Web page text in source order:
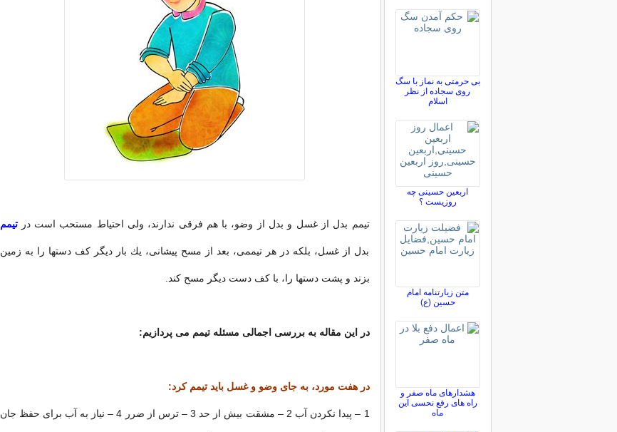
تیمم بدل از غسل و بدل از وضو، با هم فرقى ندارند، ولى احتیاط مستحب است درتیمم
بدل از غسل، بلكه در هر تیممى، بعد از مسح پیشانى، یك بار دیگر كف دستها را به زمین
بزند و پشت دستها را، با كف دست دیگر مسح كند.
در این مقاله به بررسی اجمالی مسئله تیمم می پردازیم:
در هفت مورد، به جاى وضو و غسل باید تیمم كرد:
1 – پیدا نكردن آب 2 – مشقت بیش از حد 3 – ترس از ضرر 4 – نیاز به آب براى حفظ جان
بی حرمتی به نماز با سگ
روی سجاده از نظر
اسلام
اربعین حسینی چه
روزیست ؟
متن زیارتنامه امام
حسین (ع)
هشدارهای ماه صفر و
راه های رفع نحسی این
ماه